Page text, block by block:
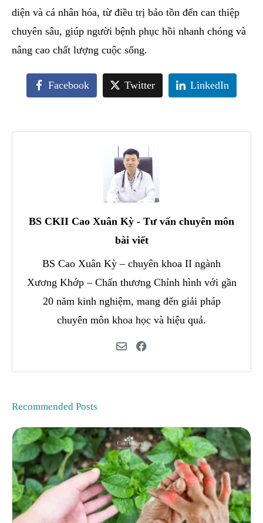
diện và cá nhân hóa, từ điều trị bảo tồn đến can thiệp
chuyên sâu, giúp người bệnh phục hồi nhanh chóng và
nâng cao chất lượng cuộc sống.
Facebook Twitter LinkedIn
BS CKII Cao Xuân Kỳ - Tư vấn chuyên môn
bài viết
BS Cao Xuân Kỳ – chuyên khoa II ngành
Xương Khớp – Chấn thương Chỉnh hình với gần
20 năm kinh nghiệm, mang đến giải pháp
chuyên môn khoa học và hiệu quả.
Recommended Posts